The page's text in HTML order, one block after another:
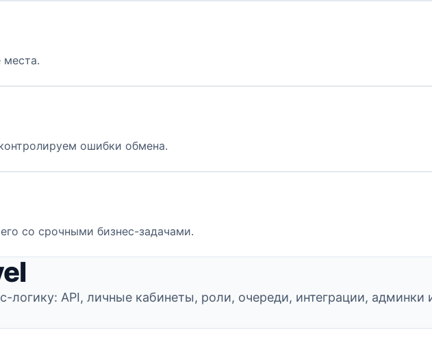
ошибки обмена.
со срочными бизнес-задачами.
логику: API, личные кабинеты, роли, очереди, интеграции,